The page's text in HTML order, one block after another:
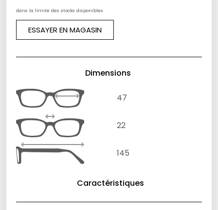
dans la limite des stocks disponibles.
ESSAYER EN MAGASIN
Dimensions
47
22
145
Caractéristiques